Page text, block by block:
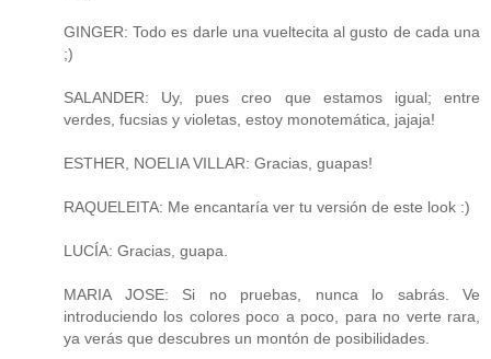
GINGER: Todo es darle una vueltecita al gusto de cada una
;)
SALANDER: Uy, pues creo que estamos igual; entre
verdes, fucsias y violetas, estoy monotemática, jajaja!
ESTHER, NOELIA VILLAR: Gracias, guapas!
RAQUELEITA: Me encantaría ver tu versión de este look :)
LUCÍA: Gracias, guapa.
MARIA JOSE: Si no pruebas, nunca lo sabrás. Ve
introduciendo los colores poco a poco, para no verte rara,
ya verás que descubres un montón de posibilidades.